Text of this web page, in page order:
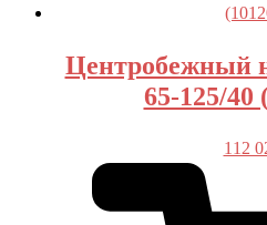
Центробежный
65-125/40
112